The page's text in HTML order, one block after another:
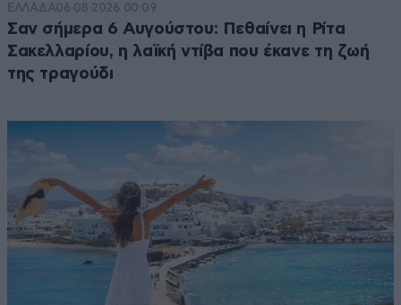
ΕΛΛΑΔΑ06·08·2026 00:09
Σαν σήμερα 6 Αυγούστου: Πεθαίνει η Ρίτα
Σακελλαρίου, η λαϊκή ντίβα που έκανε τη ζωή
της τραγούδι